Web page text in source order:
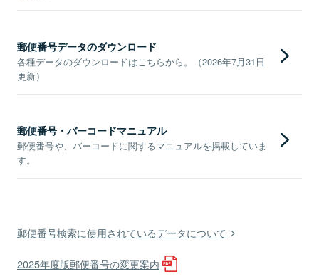
郵便番号データのダウンロード
各種データのダウンロードはこちらから。（2026年7月31日
更新）
郵便番号・バーコードマニュアル
郵便番号や、バーコードに関するマニュアルを掲載していま
す。
郵便番号検索に使用されているデータについて
2025年度版郵便番号の変更案内